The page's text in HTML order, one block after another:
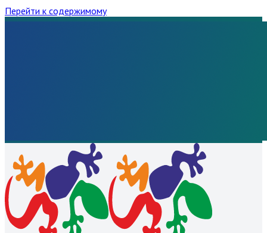
Перейти к содержимому